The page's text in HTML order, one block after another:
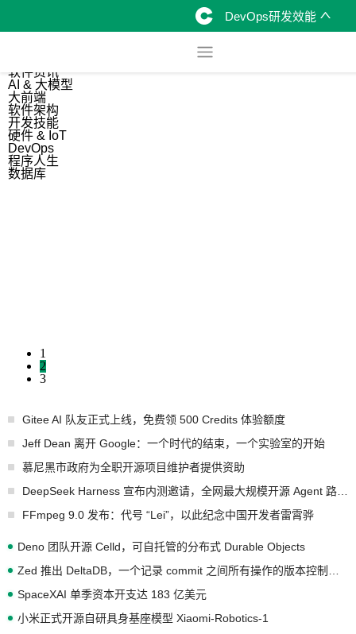
DevOps研发效能
软件资讯
AI & 大模型
大前端
软件架构
开发技能
硬件 & IoT
DevOps
程序人生
数据库
1
2
3
Gitee AI 队友正式上线，免费领 500 Credits 体验额度
Jeff Dean 离开 Google：一个时代的结束，一个实验室的开始
慕尼黑市政府为全职开源项目维护者提供资助
FFmpeg 9.0 发布：代号 “Lei”，以此纪念中国开发者雷霄骅
Deno 团队开源 Celld，可自托管的分布式 Durable Objects
SpaceXAI 单季资本开支达 183 亿美元
小米正式开源自研具身基座模型 Xiaomi-Robotics-1